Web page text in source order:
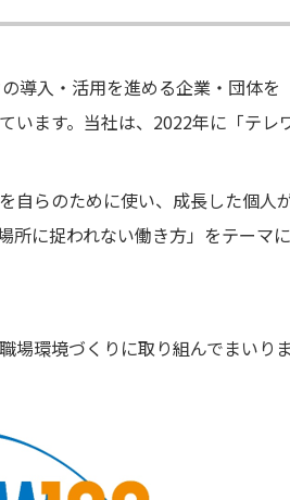
導入・活用を進める企業・団体
ます。当社は、2022年に「テレ
らのために使い、成長した個人
に捉われない働き方」をテーマ
環境づくりに取り組んでまいりま